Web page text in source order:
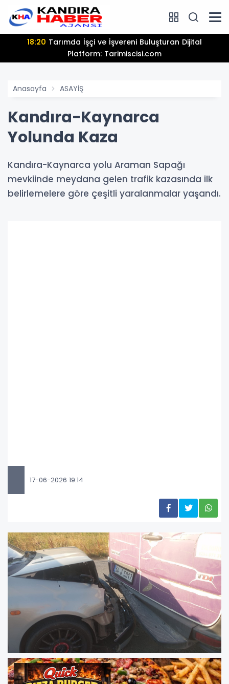
18:20
Platform: Tarimiscisi.com
Anasayfa ASAYİŞ
Kandıra-Kaynarca
Yolunda Kaza
Kandıra-Kaynarca yolu Araman Sapağı
mevkiinde meydana gelen trafik kazasında ilk
belirlemelere göre çeşitli yaralanmalar yaşandı.
17-06-2026 19:14